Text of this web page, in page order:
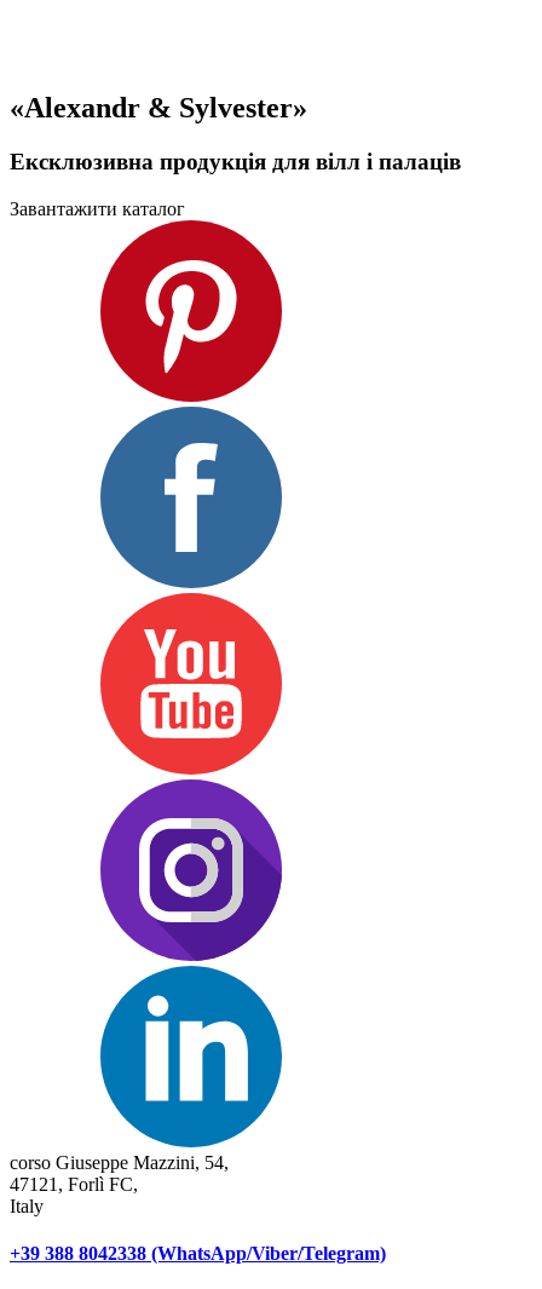
«Alexandr & Sylvester»
Ексклюзивна продукція для вілл і палаців
Завантажити каталог
corso Giuseppe Mazzini, 54,
47121, Forlì FC,
Italy
+39 388 8042338 (WhatsApp/Viber/Telegram)